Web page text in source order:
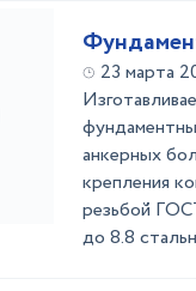
23 марта
анкерных
крепления
резьбой
до 8.8